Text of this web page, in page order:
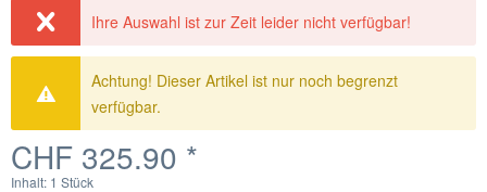
Ihre Auswahl ist zur Zeit leider nicht verfügbar!
Achtung! Dieser Artikel ist nur noch begrenzt
verfügbar.
CHF 325.90 *
Inhalt: 1 Stück